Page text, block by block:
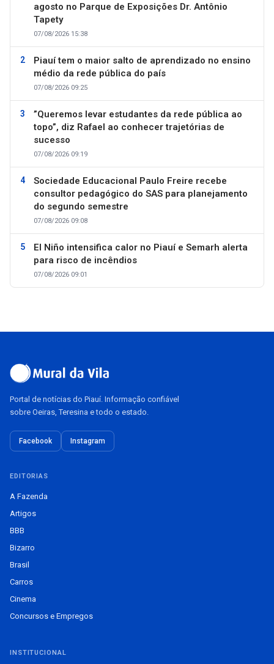
agosto no Parque de Exposições Dr. Antônio
Tapety
07/08/2026 15:38
Piauí tem o maior salto de aprendizado no ensino
médio da rede pública do país
07/08/2026 09:25
”Queremos levar estudantes da rede pública ao
topo”, diz Rafael ao conhecer trajetórias de
sucesso
07/08/2026 09:19
Sociedade Educacional Paulo Freire recebe
consultor pedagógico do SAS para planejamento
do segundo semestre
07/08/2026 09:08
El Niño intensifica calor no Piauí e Semarh alerta
para risco de incêndios
07/08/2026 09:01
Portal de notícias do Piauí. Informação confiável
sobre Oeiras, Teresina e todo o estado.
Facebook Instagram
EDITORIAS
A Fazenda
Artigos
BBB
Bizarro
Brasil
Carros
Cinema
Concursos e Empregos
INSTITUCIONAL